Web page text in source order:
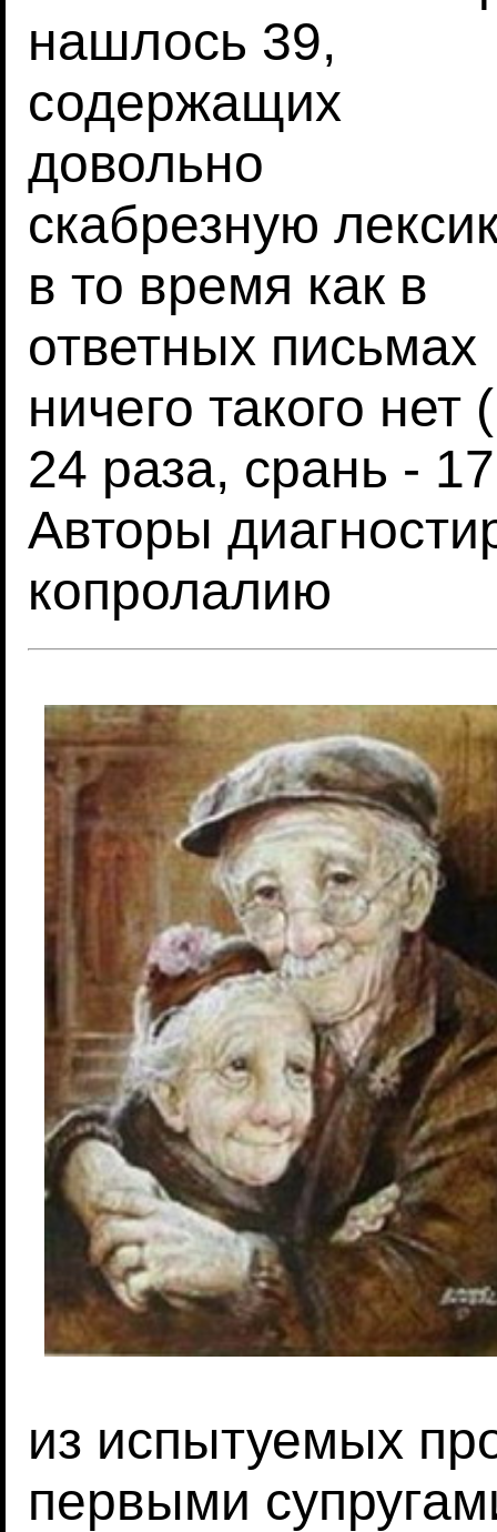
нашлось 39,
содержащих
довольно
скабрезную
в то время как в
ответных письмах
ничего такого
24 раза, срань -
Авторы
копролалию
из испытуемых
первыми